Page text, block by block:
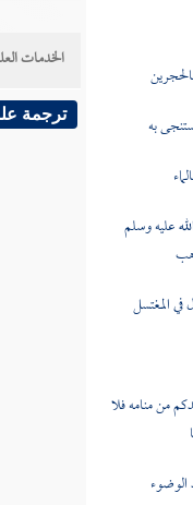
به
عليه وسلم
في المغتسل
من منامه فلا
الوضوء
الخدمات
ترجمة